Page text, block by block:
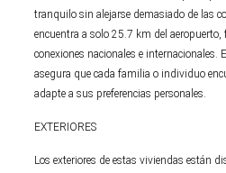
tranquilo sin alejarse demasiado de las
encuentra a solo 25.7 km del aeropuerto,
conexiones nacionales e internacionales.
asegura que cada familia o individuo
adapte a sus preferencias personales.
EXTERIORES
Los exteriores de estas viviendas están